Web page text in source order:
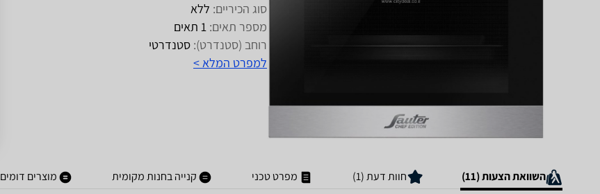
סוג הכיריים: ללא
מספר תאים: 1 תאים
רוחב (סטנדרט): סטנדרטי
למפרט המלא >
השוואת הצעות (11) חוות דעת (1) מפרט טכני קנייה בחנות מקומית מוצרים דומים